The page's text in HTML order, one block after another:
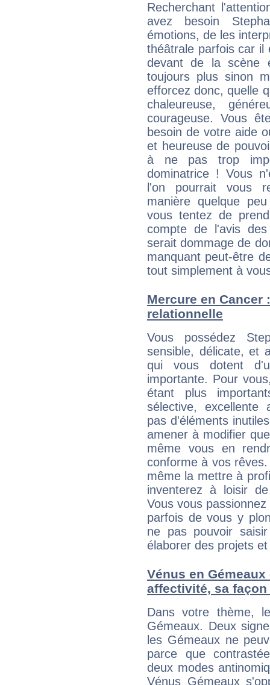
Recherchant
avez besoin
émotions, de les
théâtrale parfois car il
devant de la scène
toujours plus sinon
efforcez donc, quelle
chaleureuse,
courageuse. Vous
besoin de votre aide
et heureuse de
à ne pas trop
dominatrice ! Vous
l'on pourrait vous
manière quelque
vous tentez de
compte de l'avis
serait dommage de
manquant peut-être
tout simplement à
Mercure en
relationnelle
Vous possédez
sensible, délicate, et
qui vous dotent
importante. Pour
étant plus
sélective, excellente
pas d'éléments
amener à modifier
même vous en
conforme à vos
même la mettre à
inventerez à loisir
Vous vous
parfois de vous y
ne pas pouvoir
élaborer des projets
Vénus en
affectivité, sa
Dans votre thème,
Gémeaux. Deux
les Gémeaux ne
parce que
deux modes
Vénus Gémeaux